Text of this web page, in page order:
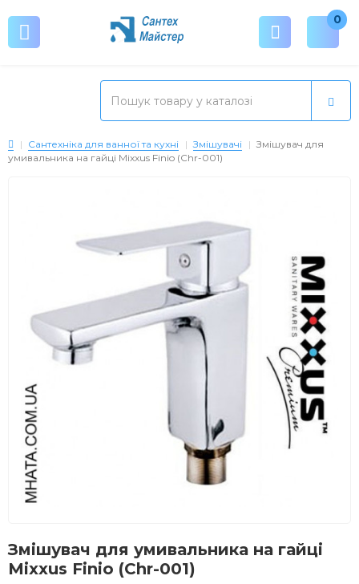
0
Сантехніка для ванної та кухні Змішувачі
Змішувач для
умивальника на гайці Mixxus Finio (Chr-001)
Змішувач для умивальника на гайці
Mixxus Finio (Chr-001)